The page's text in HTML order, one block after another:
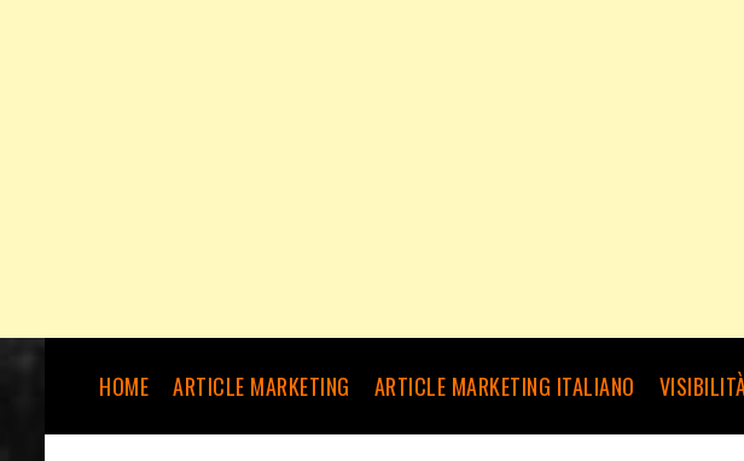
HOME ARTICLE MARKETING ARTICLE MARKETING ITALIANO